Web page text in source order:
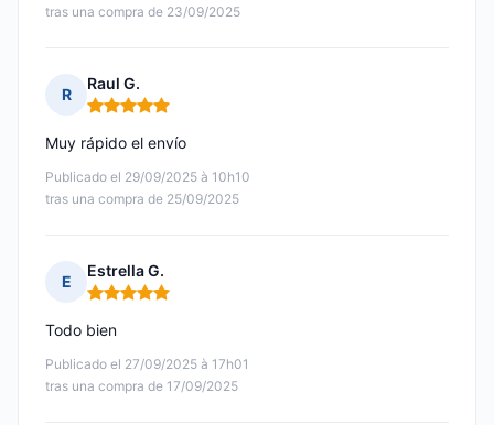
tras una compra de 23/09/2025
R
Raul G.
Nota: 5 de 5
Publicado el 29/09/2025 à 10h10
tras una compra de 25/09/2025
Muy rápido el envío
E
Estrella G.
Nota: 5 de 5
Publicado el 27/09/2025 à 17h01
tras una compra de 17/09/2025
Todo bien